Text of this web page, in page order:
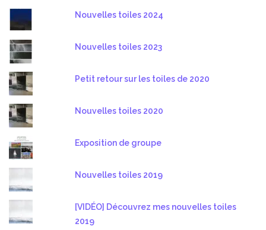
Nouvelles toiles 2024
Nouvelles toiles 2023
Petit retour sur les toiles de 2020
Nouvelles toiles 2020
Exposition de groupe
Nouvelles toiles 2019
[VIDÉO] Découvrez mes nouvelles toiles
2019